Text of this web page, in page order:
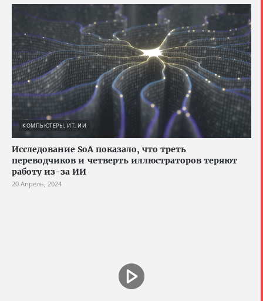
КОМПЬЮТЕРЫ, ИТ, ИИ
Исследование SoA показало, что треть
переводчиков и четверть иллюстраторов теряют
работу из-за ИИ
20 Апрель, 2024